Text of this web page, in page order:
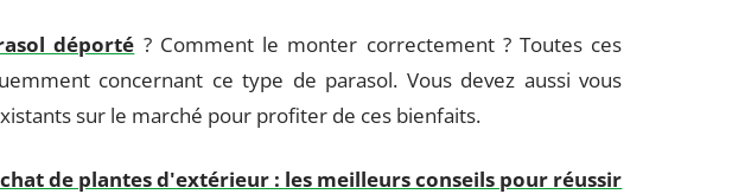
déporté ?Comment le monter correctement ? Toutes ces
concernant ce type de parasol. Vous devez aussi vous
sur le marché pour profiter de ces bienfaits.
de plantes d'extérieur : les meilleurs conseils pour réussir